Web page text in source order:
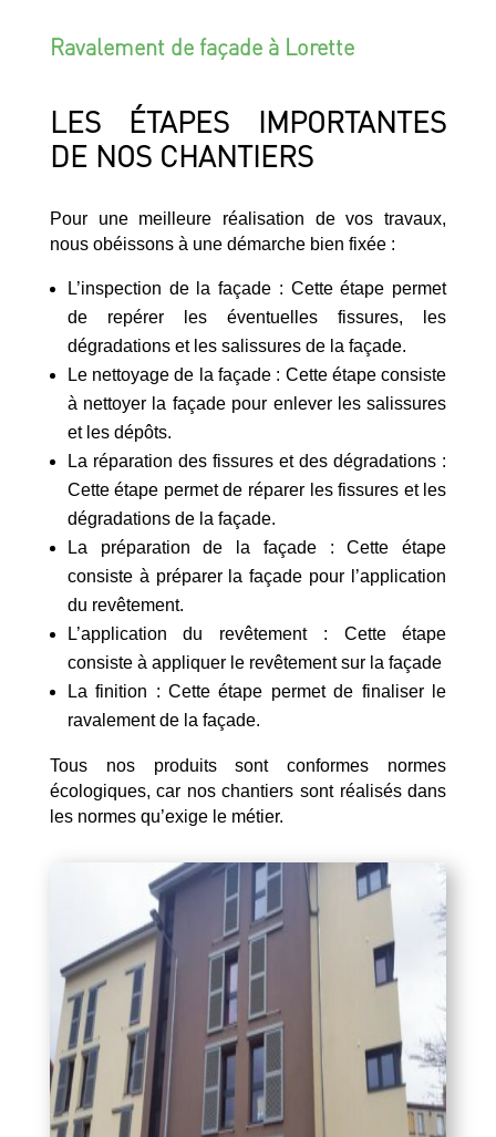
Ravalement de façade à Lorette
LES ÉTAPES IMPORTANTES
DE NOS CHANTIERS
Pour une meilleure réalisation de vos travaux,
nous obéissons à une démarche bien fixée :
L’inspection de la façade : Cette étape permet
de repérer les éventuelles fissures, les
dégradations et les salissures de la façade.
Le nettoyage de la façade : Cette étape consiste
à nettoyer la façade pour enlever les salissures
et les dépôts.
La réparation des fissures et des dégradations :
Cette étape permet de réparer les fissures et les
dégradations de la façade.
La préparation de la façade : Cette étape
consiste à préparer la façade pour l’application
du revêtement.
L’application du revêtement : Cette étape
consiste à appliquer le revêtement sur la façade
La finition : Cette étape permet de finaliser le
ravalement de la façade.
Tous nos produits sont conformes normes
écologiques, car nos chantiers sont réalisés dans
les normes qu’exige le métier.